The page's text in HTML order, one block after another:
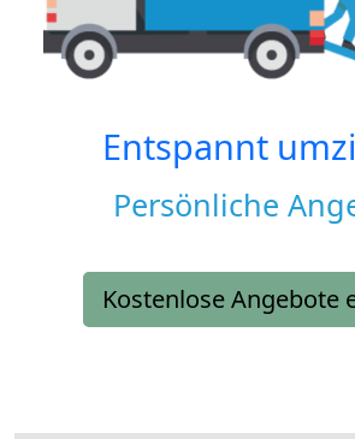
Entspannt
Persönliche
Kostenlose Angebote